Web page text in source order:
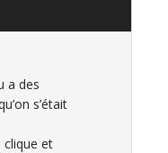
a des
s’était
clique et